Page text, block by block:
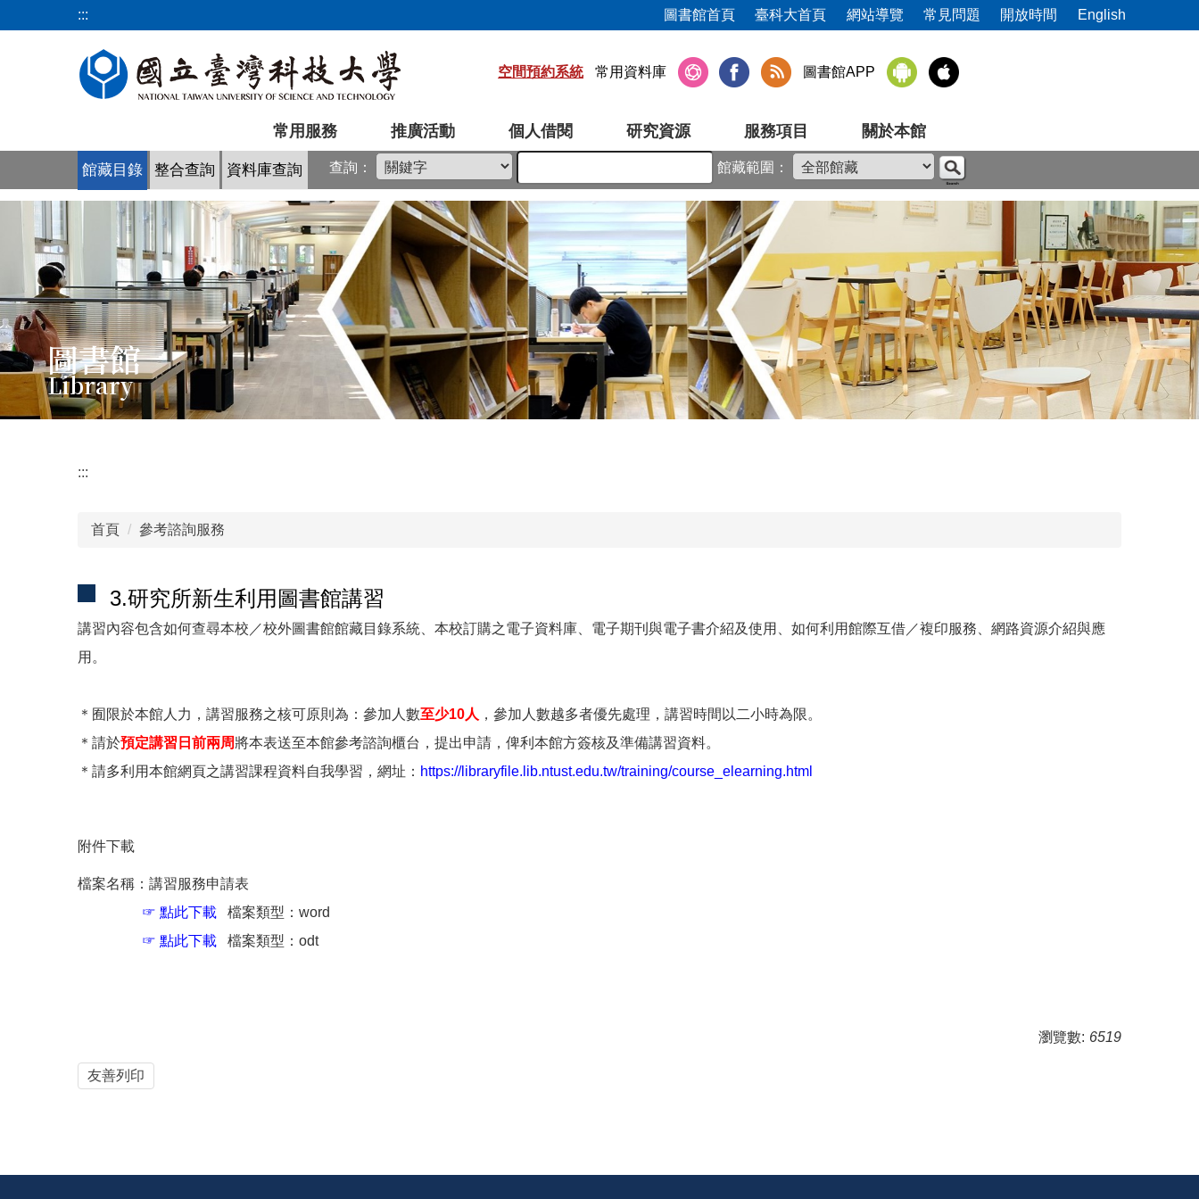
到
::: 圖書館首頁 臺科大首頁 網站導覽 常見問題 開放時間 English
常用服務 推廣活動 個人借閱 研究資源 服務項目 關於本館
空間預約系統 常用資料庫 圖書館APP
圖書館
Library
館藏目錄 整合查詢 資料庫查詢 查詢： 館藏範圍：
:::
首頁 參考諮詢服務
3.研究所新生利用圖書館講習
講習內容包含如何查尋本校／校外圖書館館藏目錄系統、本校訂購之電子資料庫、電子期刊與電子書介紹及使用、如何利用館際互借／複印服務、網路資源介紹與應
用。
＊囿限於本館人力，講習服務之核可原則為：參加人數至少10人 ，參加人數越多者優先處理，講習時間以二小時為限。
＊請於預定講習日前兩周將本表送至本館參考諮詢櫃台，提出申請，俾利本館方簽核及準備講習資料。
＊請多利用本館網頁之講習課程資料自我學習，網址： https://libraryfile.lib.ntust.edu.tw/training/course_elearning.html
附件下載
檔案名稱：講習服務申請表
☞ 點此下載 檔案類型：word
☞ 點此下載 檔案類型：odt
瀏覽數: 6519
友善列印